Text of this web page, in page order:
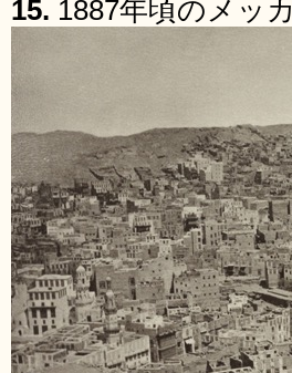
15. 1887年頃のメッカ